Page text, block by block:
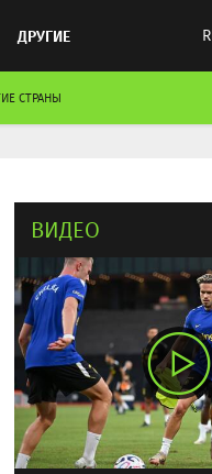
ДРУГИЕ
СТРАНЫ
ВИДЕО